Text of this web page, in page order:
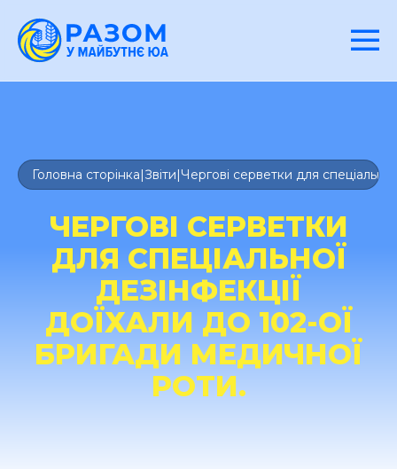
Головна сторінка|Звіти|Чергові серветки для
ЧЕРГОВІ СЕРВЕТКИ
ДЛЯ СПЕЦІАЛЬНОЇ
ДЕЗІНФЕКЦІЇ
ДОЇХАЛИ ДО 102-ОЇ
БРИГАДИ МЕДИЧНОЇ
РОТИ.